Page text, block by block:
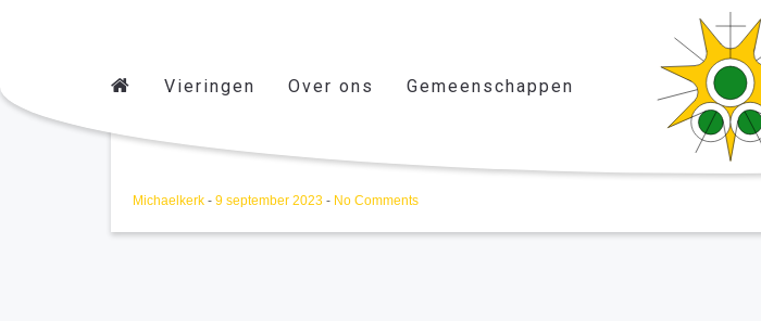
Vieringen Over ons Gemeenschappen
Michaelkerk - 9 september 2023 - No Comments